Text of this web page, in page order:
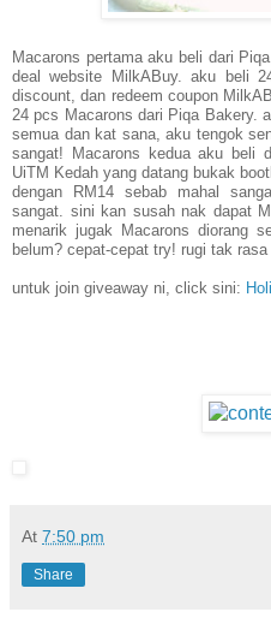
Macarons pertama aku beli dari
deal website MilkABuy. aku beli
discount, dan redeem coupon
24 pcs Macarons dari Piqa Bakery.
semua dan kat sana, aku tengok
sangat! Macarons kedua aku beli
UiTM Kedah yang datang bukak
dengan RM14 sebab mahal
sangat. sini kan susah nak dapat
menarik jugak Macarons diorang
belum? cepat-cepat try! rugi tak
untuk join giveaway ni, click sini:
At 7:50 pm
Share